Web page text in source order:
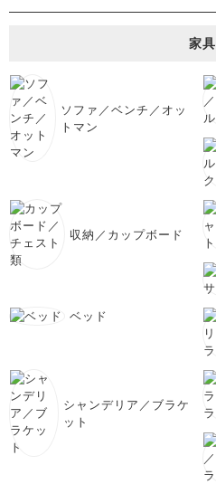
家具
ソファ／ベンチ／オッ
トマン
収納／カップボード
ベッド
シャンデリア／ブラケ
ット